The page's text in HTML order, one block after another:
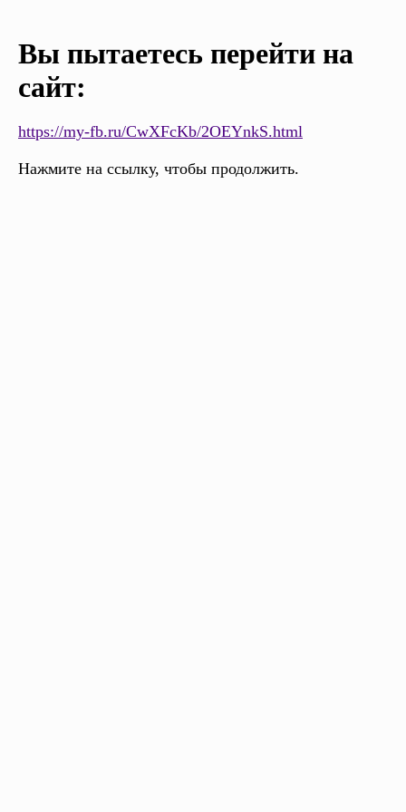
Вы пытаетесь перейти на
сайт:
https://my-fb.ru/CwXFcKb/2OEYnkS.html
Нажмите на ссылку, чтобы продолжить.